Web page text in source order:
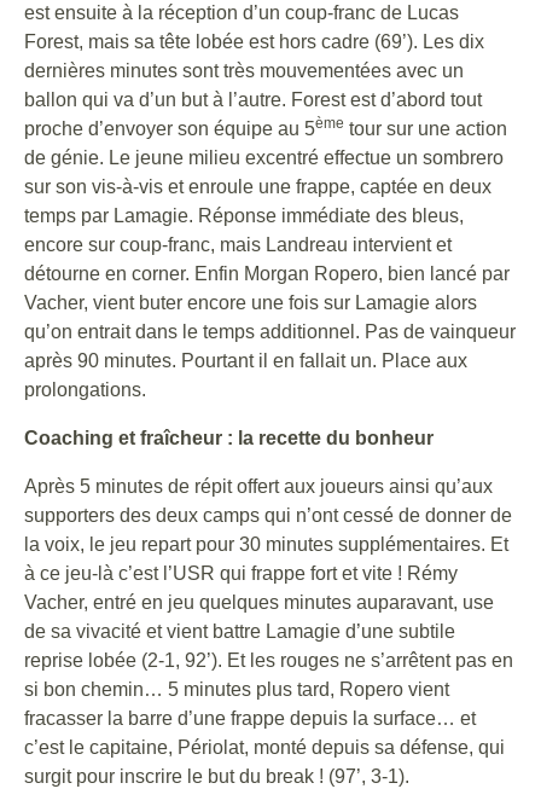
est ensuite à la réception d’un coup-franc de Lucas
Forest, mais sa tête lobée est hors cadre (69’). Les dix
dernières minutes sont très mouvementées avec un
ballon qui va d’un but à l’autre. Forest est d’abord tout
proche d’envoyer son équipe au 5ème tour sur une action
de génie. Le jeune milieu excentré effectue un sombrero
sur son vis-à-vis et enroule une frappe, captée en deux
temps par Lamagie. Réponse immédiate des bleus,
encore sur coup-franc, mais Landreau intervient et
détourne en corner. Enfin Morgan Ropero, bien lancé par
Vacher, vient buter encore une fois sur Lamagie alors
qu’on entrait dans le temps additionnel. Pas de vainqueur
après 90 minutes. Pourtant il en fallait un. Place aux
prolongations.
Coaching et fraîcheur : la recette du bonheur
Après 5 minutes de répit offert aux joueurs ainsi qu’aux
supporters des deux camps qui n’ont cessé de donner de
la voix, le jeu repart pour 30 minutes supplémentaires. Et
à ce jeu-là c’est l’USR qui frappe fort et vite ! Rémy
Vacher, entré en jeu quelques minutes auparavant, use
de sa vivacité et vient battre Lamagie d’une subtile
reprise lobée (2-1, 92’). Et les rouges ne s’arrêtent pas en
si bon chemin… 5 minutes plus tard, Ropero vient
fracasser la barre d’une frappe depuis la surface… et
c’est le capitaine, Périolat, monté depuis sa défense, qui
surgit pour inscrire le but du break ! (97’, 3-1).